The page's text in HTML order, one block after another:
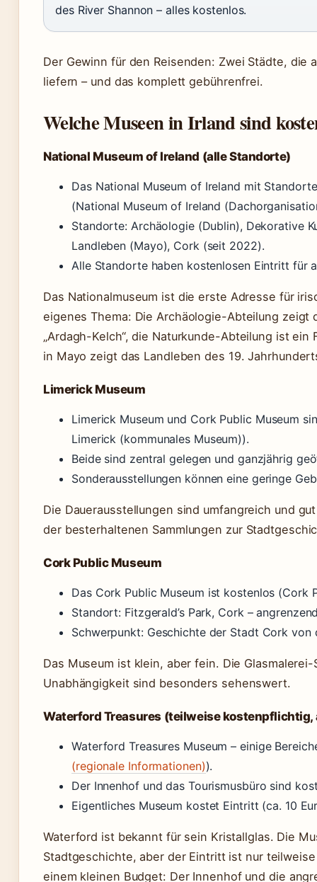
des River Shannon – alles kostenlos.
Der Gewinn für den Reisenden: Zwei Städte, die
liefern – und das komplett gebührenfrei.
Welche Museen in Irland sind
National Museum of Ireland (alle Standorte)
Das National Museum of Ireland mit
(National Museum of Ireland
Standorte: Archäologie (Dublin), Dekorative
Landleben (Mayo), Cork (seit 2022).
Alle Standorte haben kostenlosen Eintritt für
Das Nationalmuseum ist die erste Adresse für
eigenes Thema: Die Archäologie-Abteilung zeigt
„Ardagh-Kelch“, die Naturkunde-Abteilung ist
in Mayo zeigt das Landleben des 19.
Limerick Museum
Limerick Museum und Cork Public Museum
Limerick (kommunales Museum)).
Beide sind zentral gelegen und ganzjährig
Sonderausstellungen können eine geringe
Die Dauerausstellungen sind umfangreich und
der besterhaltenen Sammlungen zur
Cork Public Museum
Das Cork Public Museum ist kostenlos (Cork
Standort: Fitzgerald’s Park, Cork –
Schwerpunkt: Geschichte der Stadt Cork
Das Museum ist klein, aber fein. Die
Unabhängigkeit sind besonders sehenswert.
Waterford Treasures (teilweise kostenpflichtig,
Waterford Treasures Museum – einige
(regionale Informationen)).
Der Innenhof und das Tourismusbüro sind
Eigentliches Museum kostet Eintritt (ca. 10
Waterford ist bekannt für sein Kristallglas. Die
Stadtgeschichte, aber der Eintritt ist nur
einem kleinen Budget: Der Innenhof und die